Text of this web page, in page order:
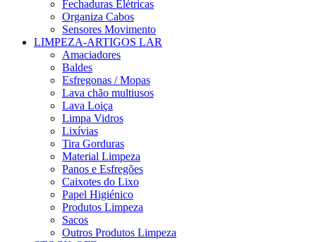
Fechaduras Elétricas
Organiza Cabos
Sensores Movimento
LIMPEZA-ARTIGOS LAR
Amaciadores
Baldes
Esfregonas / Mopas
Lava chão multiusos
Lava Loiça
Limpa Vidros
Lixívias
Tira Gorduras
Material Limpeza
Panos e Esfregões
Caixotes do Lixo
Papel Higiénico
Produtos Limpeza
Sacos
Outros Produtos Limpeza